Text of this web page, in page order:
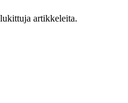
artikkeleita.